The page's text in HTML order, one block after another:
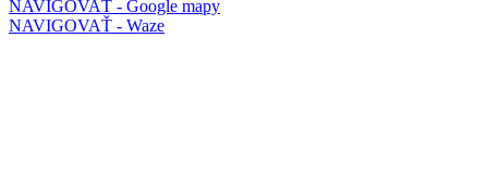
NAVIGOVAŤ - Google mapy
NAVIGOVAŤ - Waze